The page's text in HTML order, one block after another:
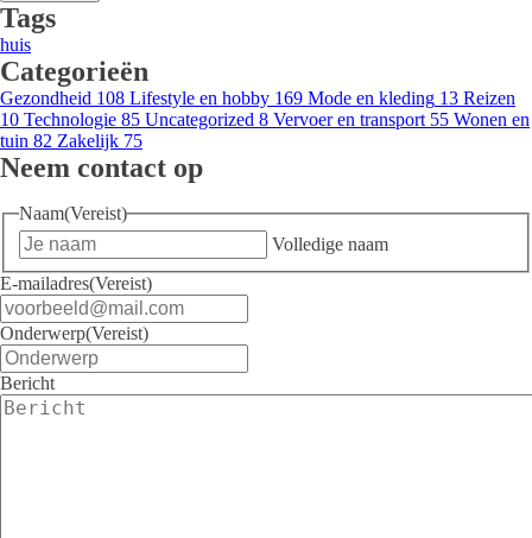
Tags
huis
Categorieën
Gezondheid 108 Lifestyle en hobby 169 Mode en kleding 13 Reizen
10 Technologie 85 Uncategorized 8 Vervoer en transport 55 Wonen en
tuin 82 Zakelijk 75
Neem contact op
Naam(Vereist)
Volledige naam
E-mailadres(Vereist)
Onderwerp(Vereist)
Bericht